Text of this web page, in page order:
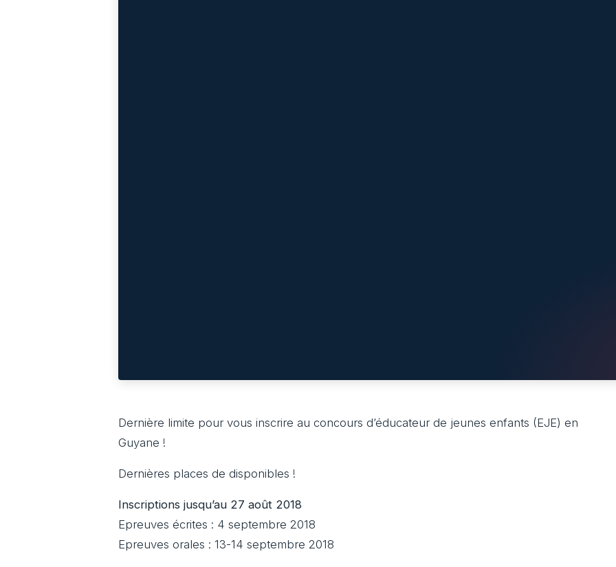
Dernière limite pour vous inscrire au concours d’éducateur de jeunes enfants (EJE) en
Guyane !
Dernières places de disponibles !
Inscriptions jusqu’au 27 août 2018
Epreuves écrites : 4 septembre 2018
Epreuves orales : 13-14 septembre 2018